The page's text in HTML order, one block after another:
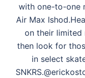
with one-to-one
Air Max
on their limited
then look for
in select